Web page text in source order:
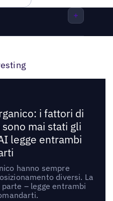
i fattori di
mai stati gli
legge entrambi
hanno sempre
diversi. La
– legge entrambi